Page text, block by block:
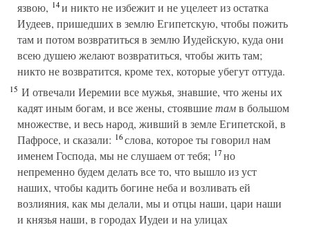
язвою, 14и никто не избежит и не уцелеет из остатка
Иудеев, пришедших в землю Египетскую, чтобы пожить
там и потом возвратиться в землю Иудейскую, куда они
всею душею желают возвратиться, чтобы жить там;
никто не возвратится, кроме тех, которые убегут оттуда.
15 И отвечали Иеремии все мужья, знавшие, что жены их
кадят иным богам, и все жены, стоявшиетамв большом
множестве, и весь народ, живший в земле Египетской, в
Пафросе, и сказали: 16слова, которое ты говорил нам
именем Господа, мы не слушаем от тебя; 17но
непременно будем делать все то, что вышло из уст
наших, чтобы кадить богине неба и возливать ей
возлияния, как мы делали, мы и отцы наши, цари наши
и князья наши, в городах Иудеи и на улицах